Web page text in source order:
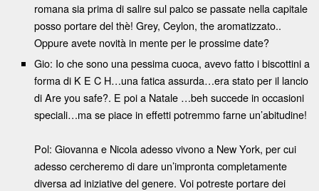
romana sia prima di salire sul palco se passate nella capitale
posso portare del thè! Grey, Ceylon, the aromatizzato..
Oppure avete novità in mente per le prossime date?
Gio: Io che sono una pessima cuoca, avevo fatto i biscottini a
forma di K E C H…una fatica assurda…era stato per il lancio
di Are you safe?. E poi a Natale …beh succede in occasioni
speciali…ma se piace in effetti potremmo farne un’abitudine!
Pol: Giovanna e Nicola adesso vivono a New York, per cui
adesso cercheremo di dare un’impronta completamente
diversa ad iniziative del genere. Voi potreste portare dei